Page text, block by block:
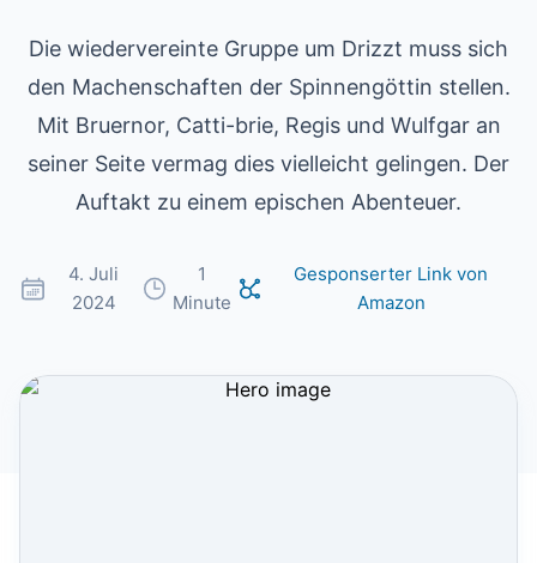
Die wiedervereinte Gruppe um Drizzt muss sich
den Machenschaften der Spinnengöttin stellen.
Mit Bruernor, Catti-brie, Regis und Wulfgar an
seiner Seite vermag dies vielleicht gelingen. Der
Auftakt zu einem epischen Abenteuer.
4. Juli
2024
1
Minute
Gesponserter Link von
Amazon